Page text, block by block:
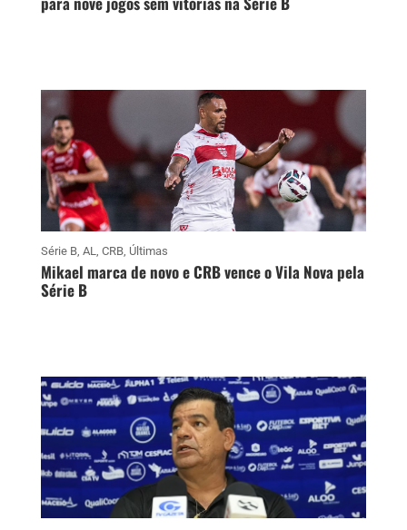
Série B, AL, CRB, Últimas
Mikael marca de novo e CRB vence o Vila Nova pela
Série B